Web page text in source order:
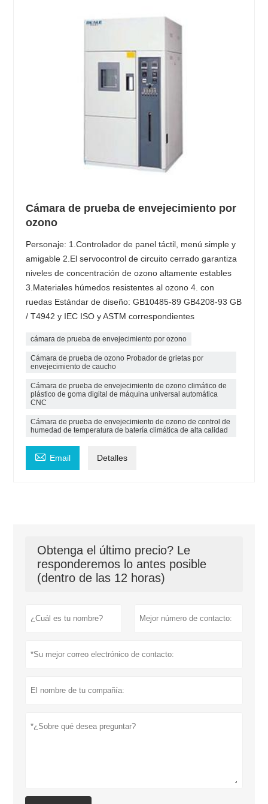
Cámara de prueba de envejecimiento por
ozono
Personaje: 1.Controlador de panel táctil, menú simple y
amigable 2.El servocontrol de circuito cerrado garantiza
niveles de concentración de ozono altamente estables
3.Materiales húmedos resistentes al ozono 4. con
ruedas Estándar de diseño: GB10485-89 GB4208-93 GB
/ T4942 y IEC ISO y ASTM correspondientes
cámara de prueba de envejecimiento por ozono
Cámara de prueba de ozono Probador de grietas por
envejecimiento de caucho
Cámara de prueba de envejecimiento de ozono climático de
plástico de goma digital de máquina universal automática
CNC
Cámara de prueba de envejecimiento de ozono de control de
humedad de temperatura de batería climática de alta calidad
 Email Detalles
Obtenga el último precio? Le
responderemos lo antes posible
(dentro de las 12 horas)